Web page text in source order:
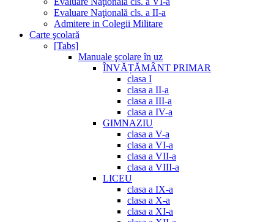
Evaluare Naţională cls. a II-a
Admitere in Colegii Militare
Carte şcolară
[Tabs]
Manuale şcolare în uz
ÎNVĂȚĂMÂNT PRIMAR
clasa I
clasa a II-a
clasa a III-a
clasa a IV-a
GIMNAZIU
clasa a V-a
clasa a VI-a
clasa a VII-a
clasa a VIII-a
LICEU
clasa a IX-a
clasa a X-a
clasa a XI-a